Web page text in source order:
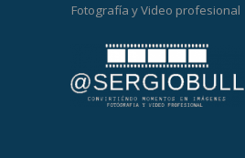
Fotografía y Video profesional